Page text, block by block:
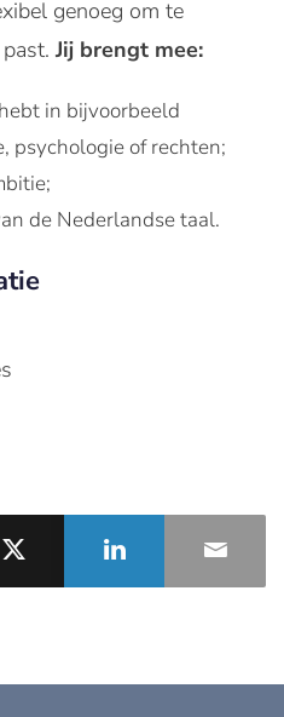
genoeg om te
Jij brengt mee:
in bijvoorbeeld
psychologie of rechten;
de Nederlandse taal.